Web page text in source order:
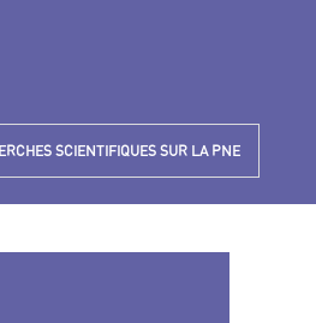
SCIENTIFIQUES SUR LA PNE